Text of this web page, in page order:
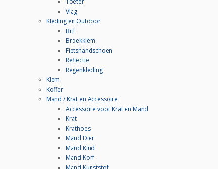
Toeter
Vlag
Kleding en Outdoor
Bril
Broekklem
Fietshandschoen
Reflectie
Regenkleding
Klem
Koffer
Mand / Krat en Accessoire
Accessoire voor Krat en Mand
Krat
Krathoes
Mand Dier
Mand Kind
Mand Korf